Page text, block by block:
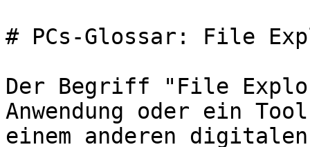
# PCs-Glossar: File
Der Begriff "File
Anwendung oder ein
einem anderen